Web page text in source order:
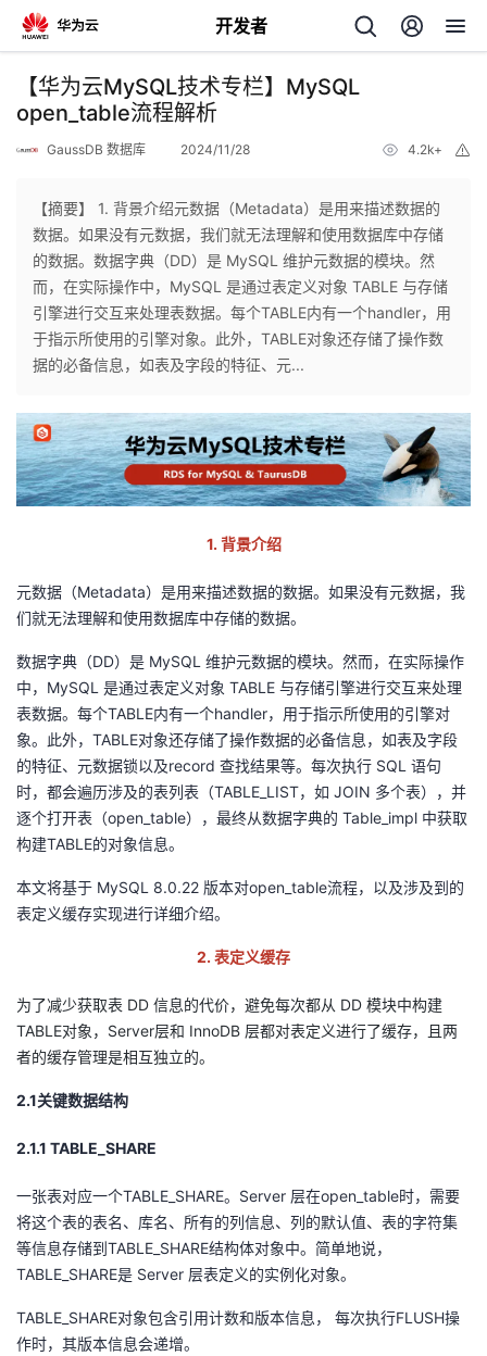
开发者
返
回
个
人
主
页
我
的
开
发
的
博
客
我
的
论
坛
我
的
圈
子
我
的
直
播
我
的
活
我
的
注
我
开
发
者
学
堂
我
的
我
的
Programs
我
的
支
持
我
的
技
我
的
【华为云MySQL技术专栏】MySQL
open_table流程解析
GaussDB 数据库 2024/11/28 4.2k+
【摘要】 1. 背景介绍元数据（Metadata）是用来描述数据的
数据。如果没有元数据，我们就无法理解和使用数据库中存储
的数据。数据字典（DD）是 MySQL 维护元数据的模块。然
而，在实际操作中，MySQL 是通过表定义对象 TABLE 与存储
引擎进行交互来处理表数据。每个TABLE内有一个handler，用
于指示所使用的引擎对象。此外，TABLE对象还存储了操作数
据的必备信息，如表及字段的特征、元...
1. 背景介绍
元数据（Metadata）是用来描述数据的数据。如果没有元数据，我
们就无法理解和使用数据库中存储的数据。
数据字典（DD）是 MySQL 维护元数据的模块。然而，在实际操作
中，MySQL 是通过表定义对象 TABLE 与存储引擎进行交互来处理
表数据。每个TABLE内有一个handler，用于指示所使用的引擎对
象。此外，TABLE对象还存储了操作数据的必备信息，如表及字段
的特征、元数据锁以及record 查找结果等。每次执行 SQL 语句
时，都会遍历涉及的表列表（TABLE_LIST，如 JOIN 多个表），并
逐个打开表（open_table），最终从数据字典的 Table_impl 中获取
构建TABLE的对象信息。
本文将基于 MySQL 8.0.22 版本对open_table流程，以及涉及到的
表定义缓存实现进行详细介绍。
2. 表定义缓存
为了减少获取表 DD 信息的代价，避免每次都从 DD 模块中构建
TABLE对象，Server层和 InnoDB 层都对表定义进行了缓存，且两
者的缓存管理是相互独立的。
2.1关键数据结构
2.1.1 TABLE_SHARE
一张表对应一个TABLE_SHARE。Server 层在open_table时，需要
将这个表的表名、库名、所有的列信息、列的默认值、表的字符集
等信息存储到TABLE_SHARE结构体对象中。简单地说，
TABLE_SHARE是 Server 层表定义的实例化对象。
TABLE_SHARE对象包含引用计数和版本信息， 每次执行FLUSH操
作时，其版本信息会递增。